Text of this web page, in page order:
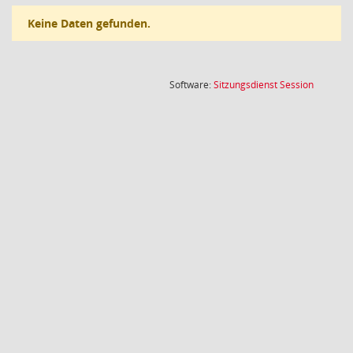
Keine Daten gefunden.
Software:SitzungsdienstSession(Wird in